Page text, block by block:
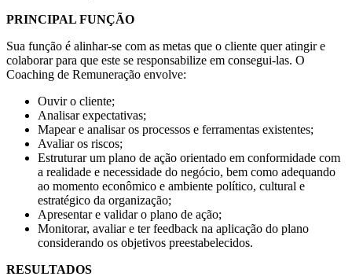
PRINCIPAL FUNÇÃO
Sua função é alinhar-se com as metas que o cliente quer atingir e
colaborar para que este se responsabilize em consegui-las. O
Coaching de Remuneração envolve:
Ouvir o cliente;
Analisar expectativas;
Mapear e analisar os processos e ferramentas existentes;
Avaliar os riscos;
Estruturar um plano de ação orientado em conformidade com
a realidade e necessidade do negócio, bem como adequando
ao momento econômico e ambiente político, cultural e
estratégico da organização;
Apresentar e validar o plano de ação;
Monitorar, avaliar e ter feedback na aplicação do plano
considerando os objetivos preestabelecidos.
RESULTADOS